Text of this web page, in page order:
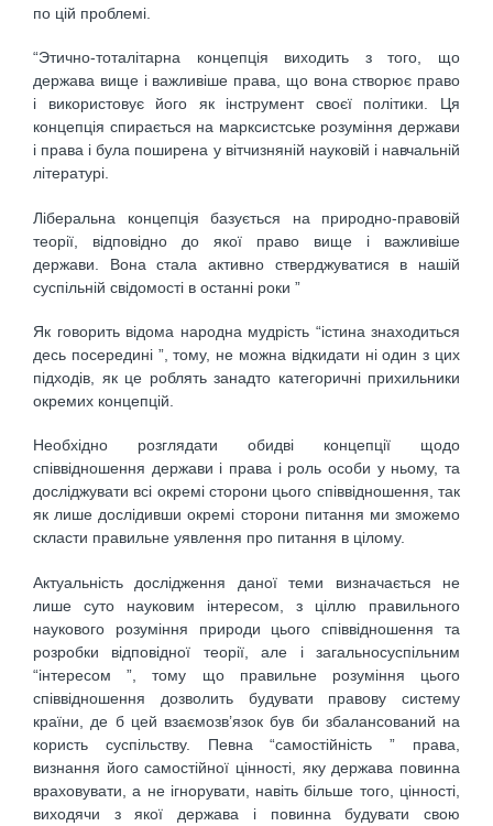
по цій проблемі.
“Этично-тоталітарна концепція виходить з того, що
держава вище і важливіше права, що вона створює право
і використовує його як інструмент своєї політики. Ця
концепція спирається на марксистське розуміння держави
і права і була поширена у вітчизняній науковій і навчальній
літературі.
Ліберальна концепція базується на природно-правовій
теорії, відповідно до якої право вище і важливіше
держави. Вона стала активно стверджуватися в нашій
суспільній свідомості в останні роки ”
Як говорить відома народна мудрість “істина знаходиться
десь посередині ”, тому, не можна відкидати ні один з цих
підходів, як це роблять занадто категоричні прихильники
окремих концепцій.
Необхідно розглядати обидві концепції щодо
співвідношення держави і права і роль особи у ньому, та
досліджувати всі окремі сторони цього співвідношення, так
як лише дослідивши окремі сторони питання ми зможемо
скласти правильне уявлення про питання в цілому.
Актуальність дослідження даної теми визначається не
лише суто науковим інтересом, з ціллю правильного
наукового розуміння природи цього співвідношення та
розробки відповідної теорії, але і загальносуспільним
“інтересом ”, тому що правильне розуміння цього
співвідношення дозволить будувати правову систему
країни, де б цей взаємозв’язок був би збалансований на
користь суспільству. Певна “самостійність ” права,
визнання його самостійної цінності, яку держава повинна
враховувати, а не ігнорувати, навіть більше того, цінності,
виходячи з якої держава і повинна будувати свою